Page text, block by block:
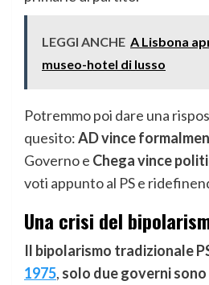
LEGGI ANCHE A Lisbona
museo-hotel di lusso
Potremmo poi dare una
quesito:AD vince
Governo e Chega vince
voti appunto al PS e
Una crisi del
Il bipolarismo tradizionale
1975, solo due governi